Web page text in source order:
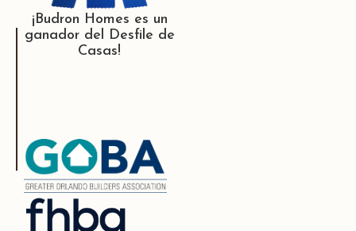
¡Budron Homes es un
ganador del Desfile de
Casas!